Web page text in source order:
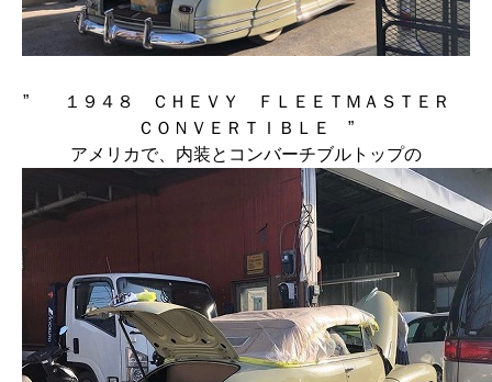
” １９４８ ＣＨＥＶＹ ＦＬＥＥＴＭＡＳＴＥＲ
ＣＯＮＶＥＲＴＩＢＬＥ ”
アメリカで、内装とコンバーチブルトップの